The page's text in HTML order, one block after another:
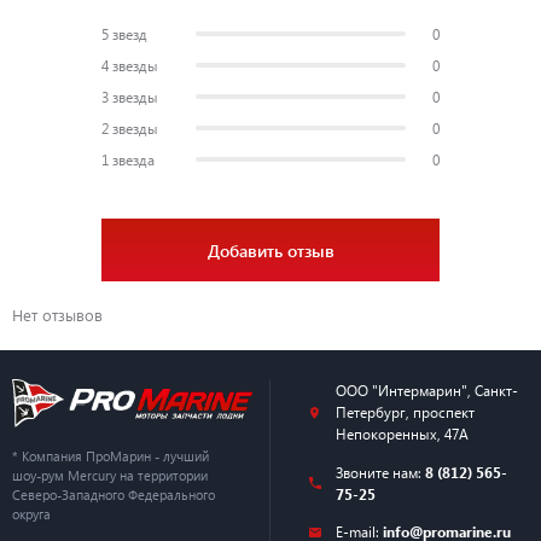
5 звезд
0
4 звезды
0
3 звезды
0
2 звезды
0
1 звезда
0
Добавить отзыв
Нет отзывов
* Компания ПроМарин - лучший
шоу-рум Mercury на территории
Северо-Западного Федерального
округа
ООО "Интермарин" Санкт-
Петербург, проспект
Непокоренных, 47А
Звоните нам: 8 (812) 565-
75-25
E-mail: info@promarine.ru